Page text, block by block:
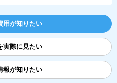
用が知りたい
実際に見たい
報が知りたい